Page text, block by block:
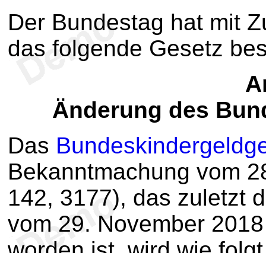
Der Bundestag hat mit
das folgende Gesetz
Änderung des
Das
Bekanntmachung vom
142, 3177), das zuletzt
vom 29. November